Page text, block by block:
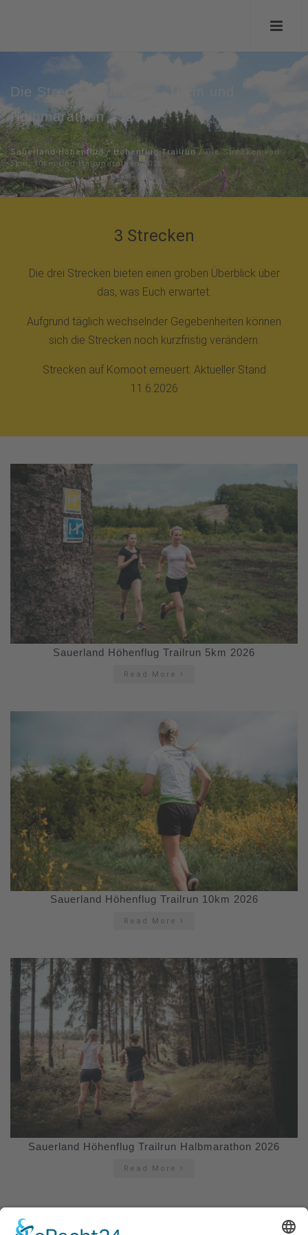
Die Strecken von 5km, 10km und
Halbmarathon 2026
Sauerland-Höhenflug/Höhenflug-Trailrun/Die Strecken von
5km, 10km und Halbmarathon 2026
3 Strecken
Die drei Strecken bieten einen groben Überblick über
das, was Euch erwartet.
Aufgrund täglich wechselnder Gegebenheiten können
sich die Strecken noch kurzfristig verändern.
Strecken auf Komoot erneuert: Aktueller Stand
11.6.2026
Sauerland Höhenflug Trailrun 5km 2026
Read More
Sauerland Höhenflug Trailrun 10km 2026
Read More
Sauerland Höhenflug Trailrun Halbmarathon 2026
Read More